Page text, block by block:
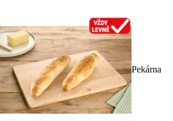
Pekárna